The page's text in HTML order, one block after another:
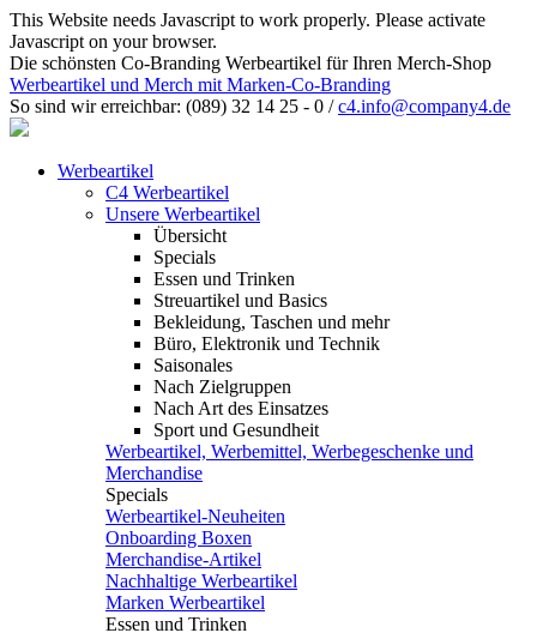
This Website needs Javascript to work properly. Please activate
Javascript on your browser.
Die schönsten Co-Branding Werbeartikel für Ihren Merch-Shop
Werbeartikel und Merch mit Marken-Co-Branding
So sind wir erreichbar: (089) 32 14 25 - 0 /c4.info@company4.de
Werbeartikel
C4 Werbeartikel
Unsere Werbeartikel
Übersicht
Specials
Essen und Trinken
Streuartikel und Basics
Bekleidung, Taschen und mehr
Büro, Elektronik und Technik
Saisonales
Nach Zielgruppen
Nach Art des Einsatzes
Sport und Gesundheit
Werbeartikel, Werbemittel, Werbegeschenke und
Merchandise
Specials
Werbeartikel-Neuheiten
Onboarding Boxen
Merchandise-Artikel
Nachhaltige Werbeartikel
Marken Werbeartikel
Essen und Trinken